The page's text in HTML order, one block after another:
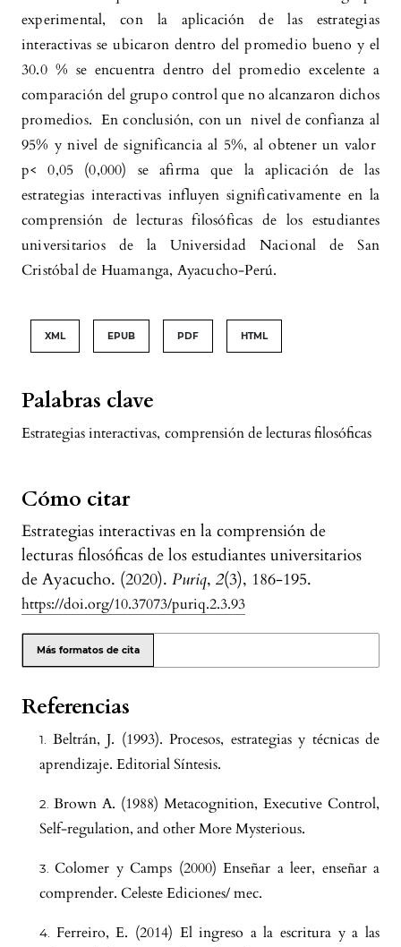
Palabras clave
Estrategias interactivas, comprensión de lecturas filosóficas
Cómo citar
Estrategias interactivas en la comprensión de
lecturas filosóficas de los estudiantes universitarios
de Ayacucho. (2020). Puriq, 2(3), 186-195.
https://doi.org/10.37073/puriq.2.3.93
Más formatos de cita
experimental, con la aplicación de las estrategias
interactivas se ubicaron dentro del promedio bueno y el
30.0 % se encuentra dentro del promedio excelente a
comparación del grupo control que no alcanzaron dichos
promedios. En conclusión, con un nivel de confianza al
95% y nivel de significancia al 5%, al obtener un valor
p< 0,05 (0,000) se afirma que la aplicación de las
estrategias interactivas influyen significativamente en la
comprensión de lecturas filosóficas de los estudiantes
universitarios de la Universidad Nacional de San
Cristóbal de Huamanga, Ayacucho-Perú.
XML EPUB PDF HTML
Referencias
Beltrán, J. (1993). Procesos, estrategias y técnicas de
aprendizaje. Editorial Síntesis.
Brown A. (1988) Metacognition, Executive Control,
Self-regulation, and other More Mysterious.
Colomer y Camps (2000) Enseñar a leer, enseñar a
comprender. Celeste Ediciones/ mec.
Ferreiro, E. (2014) El ingreso a la escritura y a las